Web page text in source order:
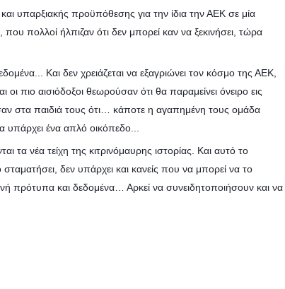
υπαρξιακής προϋπόθεσης για την ίδια την ΑΕΚ σε μία
πολλοί ήλπιζαν ότι δεν μπορεί καν να ξεκινήσει, τώρα
Και δεν χρειάζεται να εξαγριώνει τον κόσμο της ΑΕΚ,
πιο αισιόδοξοι θεωρούσαν ότι θα παραμείνει όνειρο εις
στα παιδιά τους ότι… κάποτε η αγαπημένη τους ομάδα
υπάρχει ένα απλό οικόπεδο...
νέα τείχη της κιτρινόμαυρης ιστορίας. Και αυτό το
σταματήσει, δεν υπάρχει και κανείς που να μπορεί να το
πρότυπα και δεδομένα… Αρκεί να συνειδητοποιήσουν και να